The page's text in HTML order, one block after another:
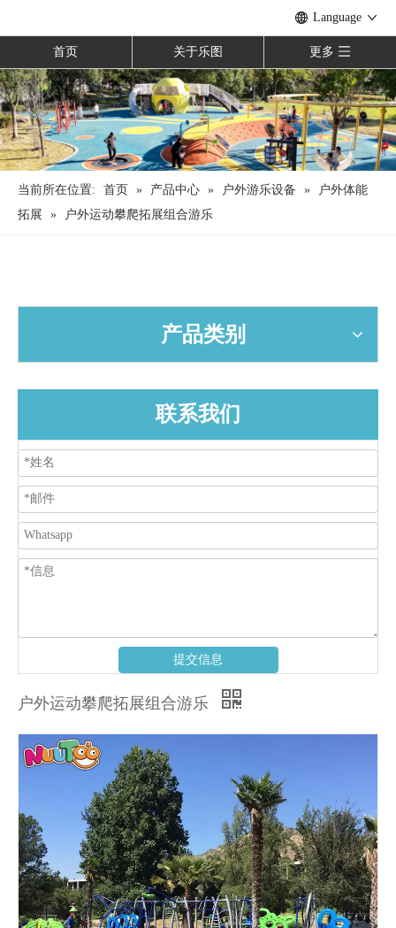
Language
首页 关于乐图 更多
当前所在位置: 首页 » 产品中心 » 户外游乐设备 »
户外体能
拓展
» 户外运动攀爬拓展组合游乐
产品类别
联系我们
提交信息
户外运动攀爬拓展组合游乐